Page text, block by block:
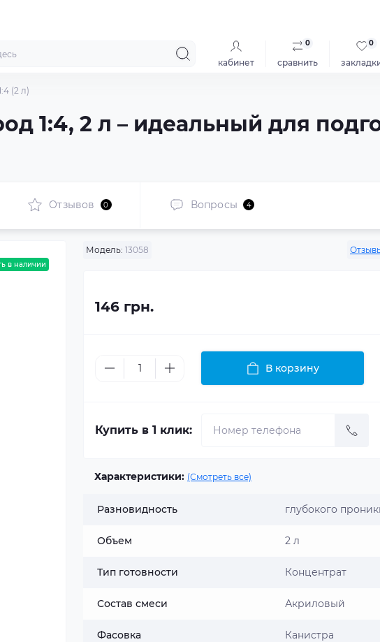
кабинет сравнить
0 0
(2 л)
1:4, 2 л – идеальный для
Отзывов 0 Вопросы 4
в наличии
Модель: 13058
146 грн.
В корзину
Купить в 1 клик:
Характеристики: (Смотреть все)
Разновидность глубокого
Объем 2 л
Тип готовности Концентрат
Состав смеси Акриловый
Фасовка Канистра